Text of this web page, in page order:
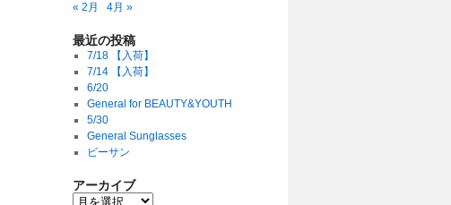
« 2月 4月 »
最近の投稿
7/18 【入荷】
7/14 【入荷】
6/20
General for BEAUTY&YOUTH
5/30
General Sunglasses
ビーサン
アーカイブ